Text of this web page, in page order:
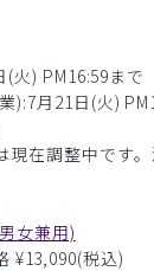
火) PM16:59まで
):7月21日(火)
調整中です。
女兼用)
¥13,090(税込)